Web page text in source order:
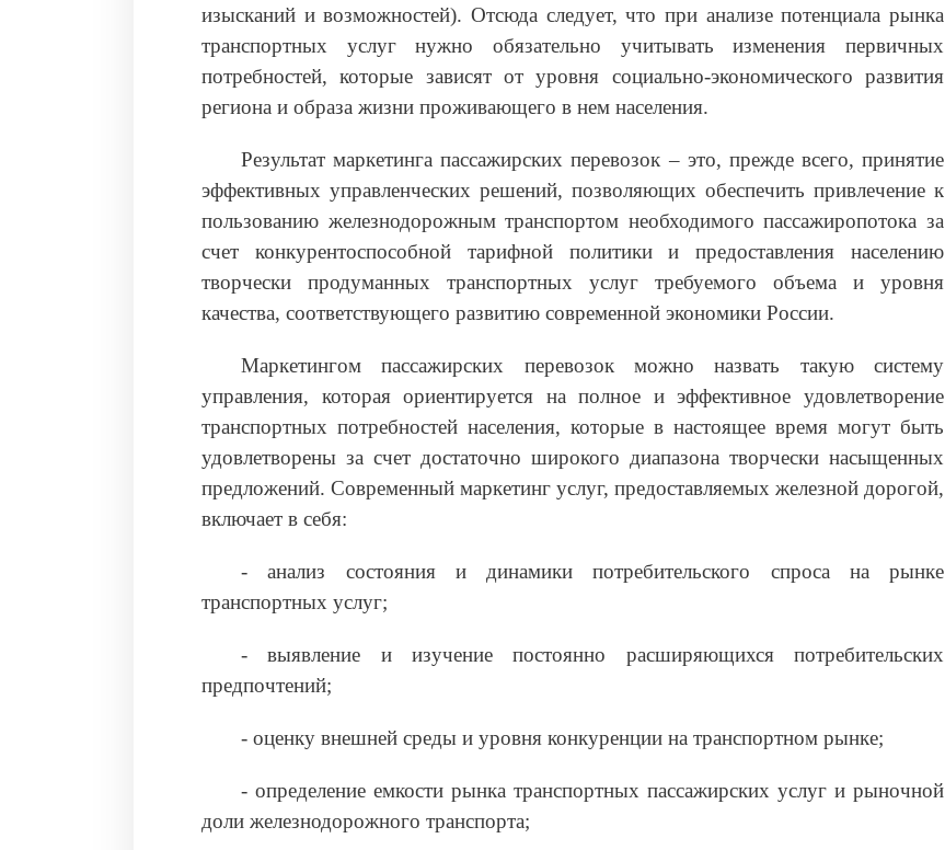
изысканий и возможностей). Отсюда следует, что при анализе потенциала рынка
транспортных услуг нужно обязательно учитывать изменения первичных
потребностей, которые зависят от уровня социально-экономического развития
региона и образа жизни проживающего в нем населения.
Результат маркетинга пассажирских перевозок – это, прежде всего, принятие
эффективных управленческих решений, позволяющих обеспечить привлечение к
пользованию железнодорожным транспортом необходимого пассажиропотока за
счет конкурентоспособной тарифной политики и предоставления населению
творчески продуманных транспортных услуг требуемого объема и уровня
качества, соответствующего развитию современной экономики России.
Маркетингом пассажирских перевозок можно назвать такую систему
управления, которая ориентируется на полное и эффективное удовлетворение
транспортных потребностей населения, которые в настоящее время могут быть
удовлетворены за счет достаточно широкого диапазона творчески насыщенных
предложений. Современный маркетинг услуг, предоставляемых железной дорогой,
включает в себя:
‑ анализ состояния и динамики потребительского спроса на рынке
транспортных услуг;
‑ выявление и изучение постоянно расширяющихся потребительских
предпочтений;
‑ оценку внешней среды и уровня конкуренции на транспортном рынке;
‑ определение емкости рынка транспортных пассажирских услуг и рыночной
доли железнодорожного транспорта;